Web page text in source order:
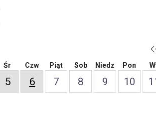
Śr
5
Czw
6
Piąt
7
Sob
8
Niedz
9
Pon
10